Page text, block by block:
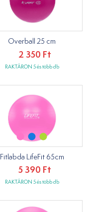
Overball 25 cm
2 350 Ft
RAKTÁRON 5 és több db
Fitlabda LifeFit 65cm
5 390 Ft
RAKTÁRON 5 és több db